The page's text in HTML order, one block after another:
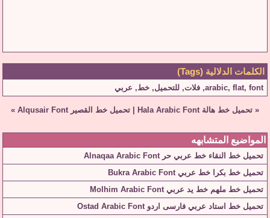
الكلمات الدلالية (Tags)
arabic, flat, font
, فلات, للتحميل, خط, عربي
« تحميل خط هالة Hala Arabic Font تحميل خط القصير Alqusair Font »
المواضيع المتشابهه
تحميل خط النقاء خط عربي حر Alnaqaa Arabic Font
تحميل خط بكرا خط عربي Bukra Arabic Font
تحميل خط ملهم خط يد عربي Molhim Arabic Font
تحميل خط استاد عربي فارسى اردو Ostad Arabic Font